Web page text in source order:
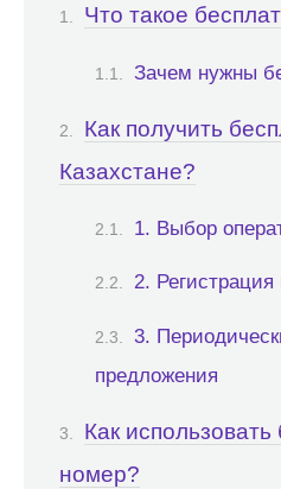
Что такое
Зачем нужны
Как получить
Казахстане?
1. Выбор
2.
3.
предложения
Как
номер?